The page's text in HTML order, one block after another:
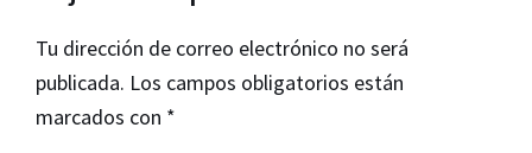
los
lectores
Tu dirección de correo electrónico no será
publicada. Los campos obligatorios están
marcados con *